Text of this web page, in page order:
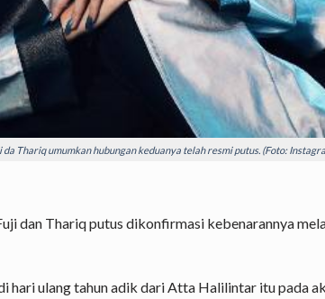
da Thariq umumkan hubungan keduanya telah resmi putus. (Foto:
dan Thariq putus dikonfirmasi kebenarannya
hari ulang tahun adik dari Atta Halilintar itu pada